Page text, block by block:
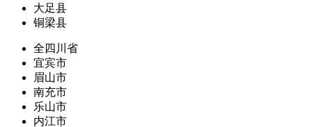
大足县
铜梁县
全四川省
宜宾市
眉山市
南充市
乐山市
内江市